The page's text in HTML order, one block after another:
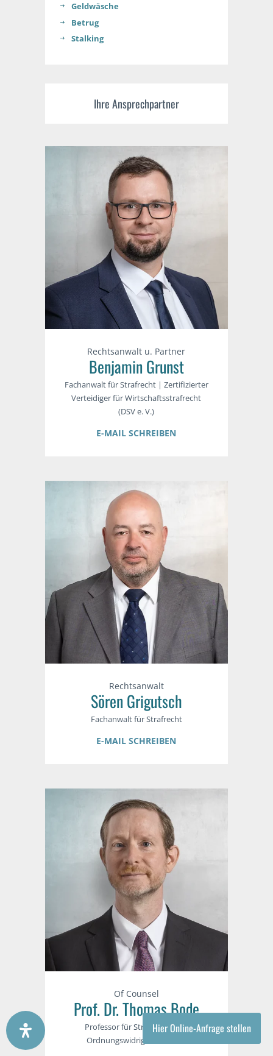
Hier Online-Anfrage stellen
Geldwäsche
Betrug
Stalking
Ihre Ansprechpartner
Rechtsanwalt u. Partner
Benjamin Grunst
Fachanwalt für Strafrecht | Zertifizierter
Verteidiger für Wirtschaftsstrafrecht
(DSV e. V.)
E-MAIL SCHREIBEN
Rechtsanwalt
Sören Grigutsch
Fachanwalt für Strafrecht
E-MAIL SCHREIBEN
Of Counsel
Prof. Dr. Thomas Bode
Professor für Strafrecht- und
Ordnungswidrigkeitenrecht